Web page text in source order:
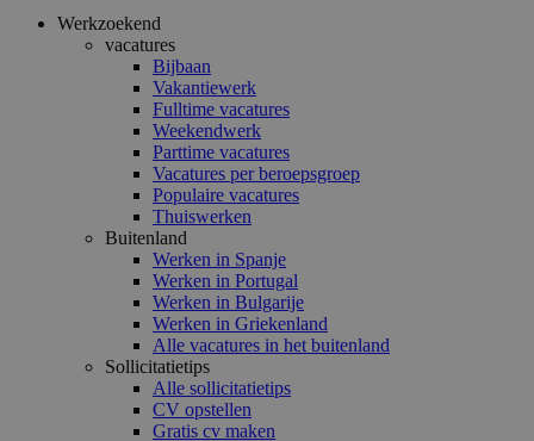
Werkzoekend
vacatures
Bijbaan
Vakantiewerk
Fulltime vacatures
Weekendwerk
Parttime vacatures
Vacatures per beroepsgroep
Populaire vacatures
Thuiswerken
Buitenland
Werken in Spanje
Werken in Portugal
Werken in Bulgarije
Werken in Griekenland
Alle vacatures in het buitenland
Sollicitatietips
Alle sollicitatietips
CV opstellen
Gratis cv maken